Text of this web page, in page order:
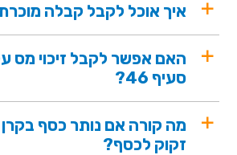
איך אוכל לקבל קבלה
האם אפשר לקבל זיכוי מס
סעיף 46?
מה קורה אם נותר כסף
זקוק לכסף?